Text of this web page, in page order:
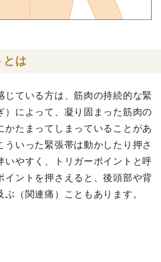
とは
ている方は、筋肉の持続的な緊
）によって、凝り固まった筋肉の
かたまってしまっていることがあ
ういった緊張帯は動かしたり押さ
いやすく、トリガーポイントと呼
イントを押さえると、後頭部や背
（関連痛）こともあります。